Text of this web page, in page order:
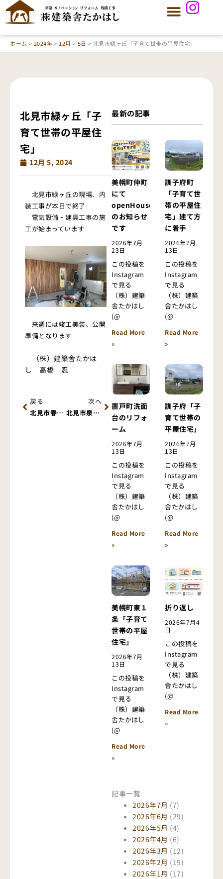
ス
キ
ホーム 2024年 12月 5日 北見市緑ヶ丘「子育て世帯の平屋住宅」
北見市緑ヶ丘「子
育て世帯の平屋住
宅」
12月 5, 2024
北見市緑ヶ丘の現場、内
装工事が本日で終了
電気設備・建具工事の施
工が始まっています
来週には竣工美装、公開
準備となります
（株）建築舎たかは
し 高橋 忍
Prev
戻る
北見市春光町公開終了しました
次へ
北見市泉町「平屋住宅」
Next
最新の記事
美幌町仲町
にて
openHouse
のお知らせ
です
2026年7月
23日
この投稿を
Instagram
で見る
（株）建築
舎たかはし
(@
Read More
»
訓子府町
「子育て世
帯の平屋住
宅」建て方
に着手
2026年7月
13日
この投稿を
Instagram
で見る
（株）建築
舎たかはし
(@
Read More
»
置戸町洗面
台のリフォ
ーム
2026年7月
13日
この投稿を
Instagram
で見る
（株）建築
舎たかはし
(@
Read More
»
訓子府「子
育て世帯の
平屋住宅」
2026年7月
13日
この投稿を
Instagram
で見る
（株）建築
舎たかはし
(@
Read More
»
美幌町東１
条「子育て
世帯の平屋
住宅」
2026年7月
13日
この投稿を
Instagram
で見る
（株）建築
舎たかはし
(@
Read More
»
折り返し
2026年7月4
日
この投稿を
Instagram
で見る
（株）建築
舎たかはし
(@
Read More
»
記事一覧
2026年7月 (7)
2026年6月 (29)
2026年5月 (4)
2026年4月 (6)
2026年3月 (12)
2026年2月 (19)
2026年1月 (17)